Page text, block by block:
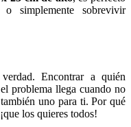
simplemente sobrevivir
Encontrar a quién
problema llega cuando no
uno para ti. Por qué
los quieres todos!